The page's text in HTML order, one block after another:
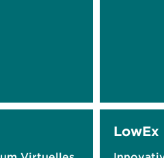
LowEx